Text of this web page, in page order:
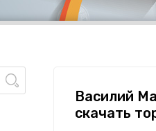
Василий
скачать